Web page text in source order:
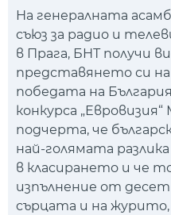
На генералната
съюз за радио и
в Прага, БНТ получи
представянето си на
победата на
конкурса
подчерта, че
най-голямата
в класирането и че
изпълнение от
сърцата и на